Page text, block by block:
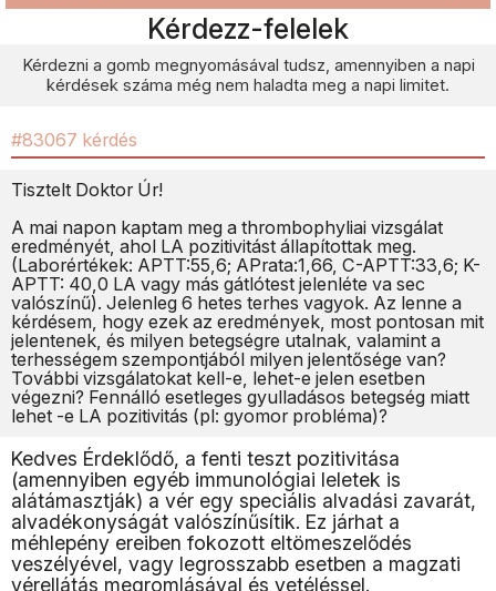
Kérdezz-felelek
Kérdezni a gomb megnyomásával tudsz, amennyiben a napi
kérdések száma még nem haladta meg a napi limitet.
#83067 kérdés
Tisztelt Doktor Úr!
A mai napon kaptam meg a thrombophyliai vizsgálat
eredményét, ahol LA pozitivitást állapítottak meg.
(Laborértékek: APTT:55,6; APrata:1,66, C-APTT:33,6; K-
APTT: 40,0 LA vagy más gátlótest jelenléte va sec
valószínű). Jelenleg 6 hetes terhes vagyok. Az lenne a
kérdésem, hogy ezek az eredmények, most pontosan mit
jelentenek, és milyen betegségre utalnak, valamint a
terhességem szempontjából milyen jelentősége van?
További vizsgálatokat kell-e, lehet-e jelen esetben
végezni? Fennálló esetleges gyulladásos betegség miatt
lehet -e LA pozitivitás (pl: gyomor probléma)?
Kedves Érdeklődő, a fenti teszt pozitivitása
(amennyiben egyéb immunológiai leletek is
alátámasztják) a vér egy speciális alvadási zavarát,
alvadékonyságát valószínűsítik. Ez járhat a
méhlepény ereiben fokozott eltömeszelődés
veszélyével, vagy legrosszabb esetben a magzati
vérellátás megromlásával és vetéléssel.